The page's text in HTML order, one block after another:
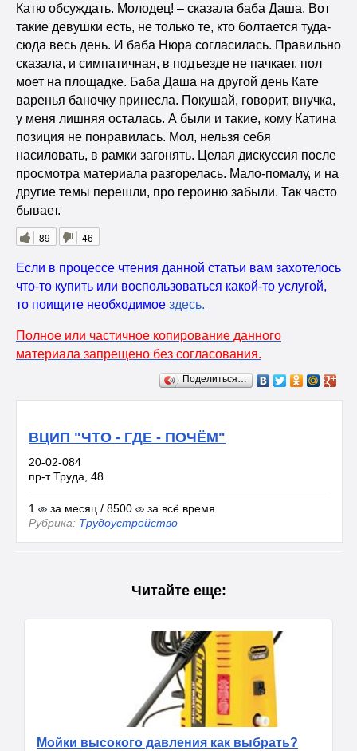
Катю обсуждать. Молодец! – сказала баба Даша. Вот
такие девушки есть, не только те, кто болтается туда-
сюда весь день. И баба Нюра согласилась. Правильно
сказала, и симпатичная, в подъезде не пачкает, пол
моет на площадке. Баба Даша на другой день Кате
варенья баночку принесла. Покушай, говорит, внучка,
у меня лишняя осталась. А были и такие, кому Катина
позиция не понравилась. Мол, нельзя себя
насиловать, в рамки загонять. Целая дискуссия после
просмотра материала разгорелась. Мало-помалу, и на
другие темы перешли, про героиню забыли. Так часто
бывает.
89
46
Если в процессе чтения данной статьи вам захотелось
что-то купить или воспользоваться какой-то услугой,
то поищите необходимое здесь.
Полное или частичное копирование данного
материала запрещено без согласования.
Поделиться…
ВЦИП "ЧТО - ГДЕ - ПОЧЁМ"
20-02-084
пр-т Труда, 48
1 за месяц / 8500
за всё время
Рубрика: Трудоустройство
Читайте еще:
Мойки высокого давления как выбрать?